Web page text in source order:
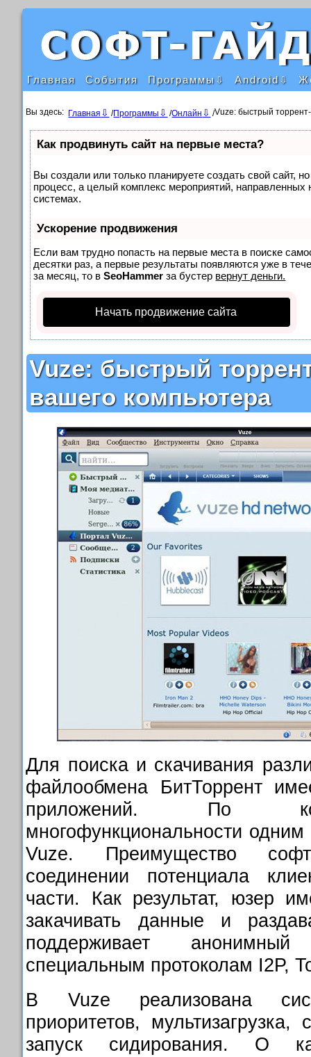
Главная События Программы Android
Вы здесь: Главная /Программы /Онлайн /Vuze: быстрый
Как продвинуть сайт на первые места?
Вы создали или только планируете создать свой сайт,
процесс, а целый комплекс мероприятий,
системах.
Ускорение продвижения
Если вам трудно попасть на первые места в поиске
десятки раз, а первые результаты появляются уже в
за месяц, то вSeoHammer за бустер вернут деньги.
Начать продвижение сайта
Vuze: быстрый
вашего компьютера
Для поиска и скачивания
файлообмена БитТоррент
приложений. По
многофункциональности одним
Vuze. Преимущество
соединении потенциала
части. Как результат, юзер
закачивать данные и
поддерживает
специальным протоколам I2P,
В Vuze реализована
приоритетов, мультизагрузка,
запуск сидирования. О